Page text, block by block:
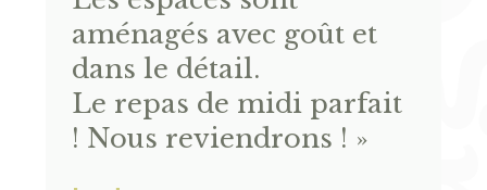
aménagés avec goût et
dans le détail.
Le repas de midi parfait
! Nous reviendrons ! »